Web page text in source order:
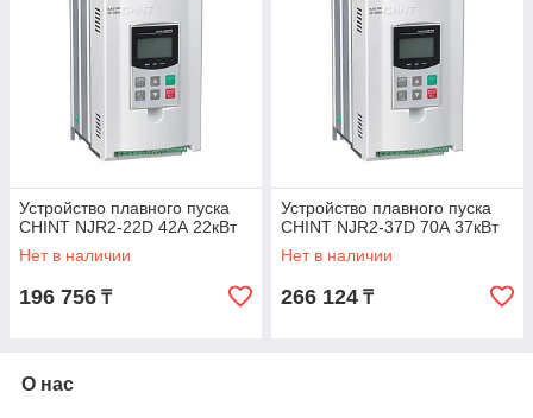
Устройство плавного пуска
CHINT NJR2-22D 42А 22кВт
Нет в наличии
196 756 ₸
Устройство плавного пуска
CHINT NJR2-37D 70А 37кВт
Нет в наличии
266 124 ₸
О нас